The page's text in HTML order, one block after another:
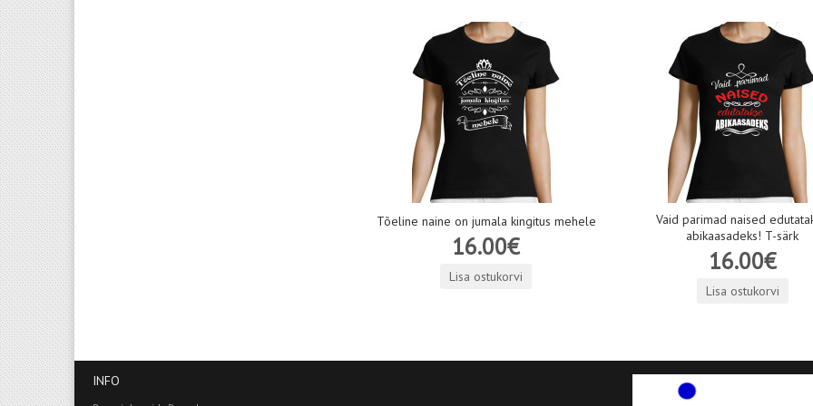
Tõeline naine on jumala kingitus mehele
16.00€
Lisa ostukorvi
Vaid parimad naised
abikaasadeks! T-särk
16.00€
Lisa ostukorvi
INFO